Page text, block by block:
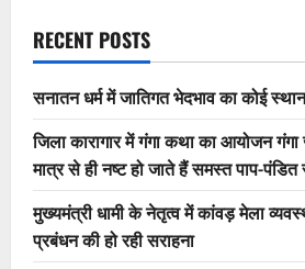
RECENT POSTS
सनातन धर्म में जातिगत भेदभाव का कोई
जिला कारागार में गंगा कथा का आयोजन
मात्र से ही नष्ट हो जाते हैं समस्त पाप-
मुख्यमंत्री धामी के नेतृत्व में कांवड़ मेला
प्रबंधन की हो रही सराहना